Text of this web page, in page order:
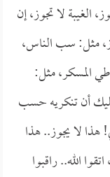
الغيبة لا تجوز، إن
مثل: سب الناس،
المسكر، مثل:
أن تنكريه حسب
هذا لا يجوز.. هذا
الله.. راقبوا